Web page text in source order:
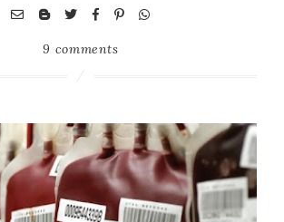
9 comments